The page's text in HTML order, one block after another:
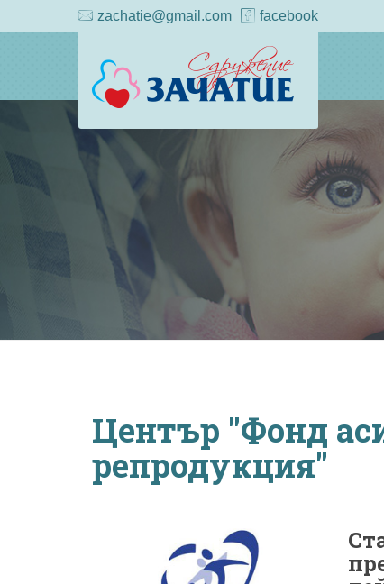
zachatie@gmail.com facebook
Център "Фонд
репродукция"